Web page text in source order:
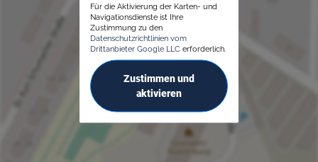
Für die Aktivierung der Karten- und
Navigationsdienste ist Ihre
Zustimmung zu den
Datenschutzrichtlinien vom
Drittanbieter Google LLC erforderlich.
Zustimmen und
aktivieren